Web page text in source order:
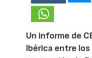
Un informe de
Ibérica entre